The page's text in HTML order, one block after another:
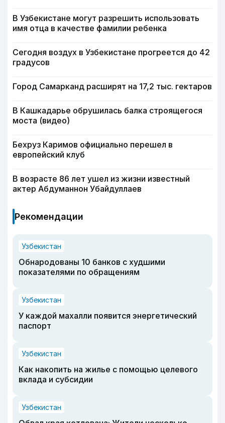
В Узбекистане могут разрешить использовать
имя отца в качестве фамилии ребенка
Сегодня воздух в Узбекистане прогреется до 42
градусов
Город Самарканд расширят на 17,2 тыс. гектаров
В Кашкадарье обрушилась балка строящегося
моста (видео)
Бехруз Каримов официально перешел в
европейский клуб
В возрасте 86 лет ушел из жизни известный
актер Абдуманнон Убайдуллаев
Рекомендации
Узбекистан
Обнародованы 10 банков с худшими
показателями по обращениям
Узбекистан
У каждой махалли появится энергетический
паспорт
Узбекистан
Как накопить на жилье с помощью целевого
вклада и субсидии
Узбекистан